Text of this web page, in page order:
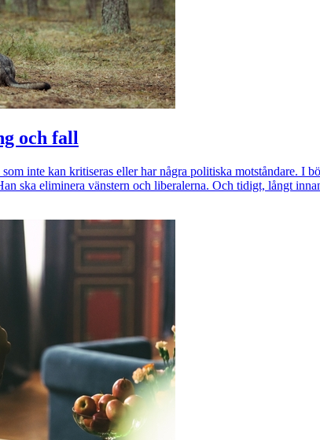
och fall
inte kan kritiseras eller har några politiska motståndare. I
ska eliminera vänstern och liberalerna. Och tidigt, långt